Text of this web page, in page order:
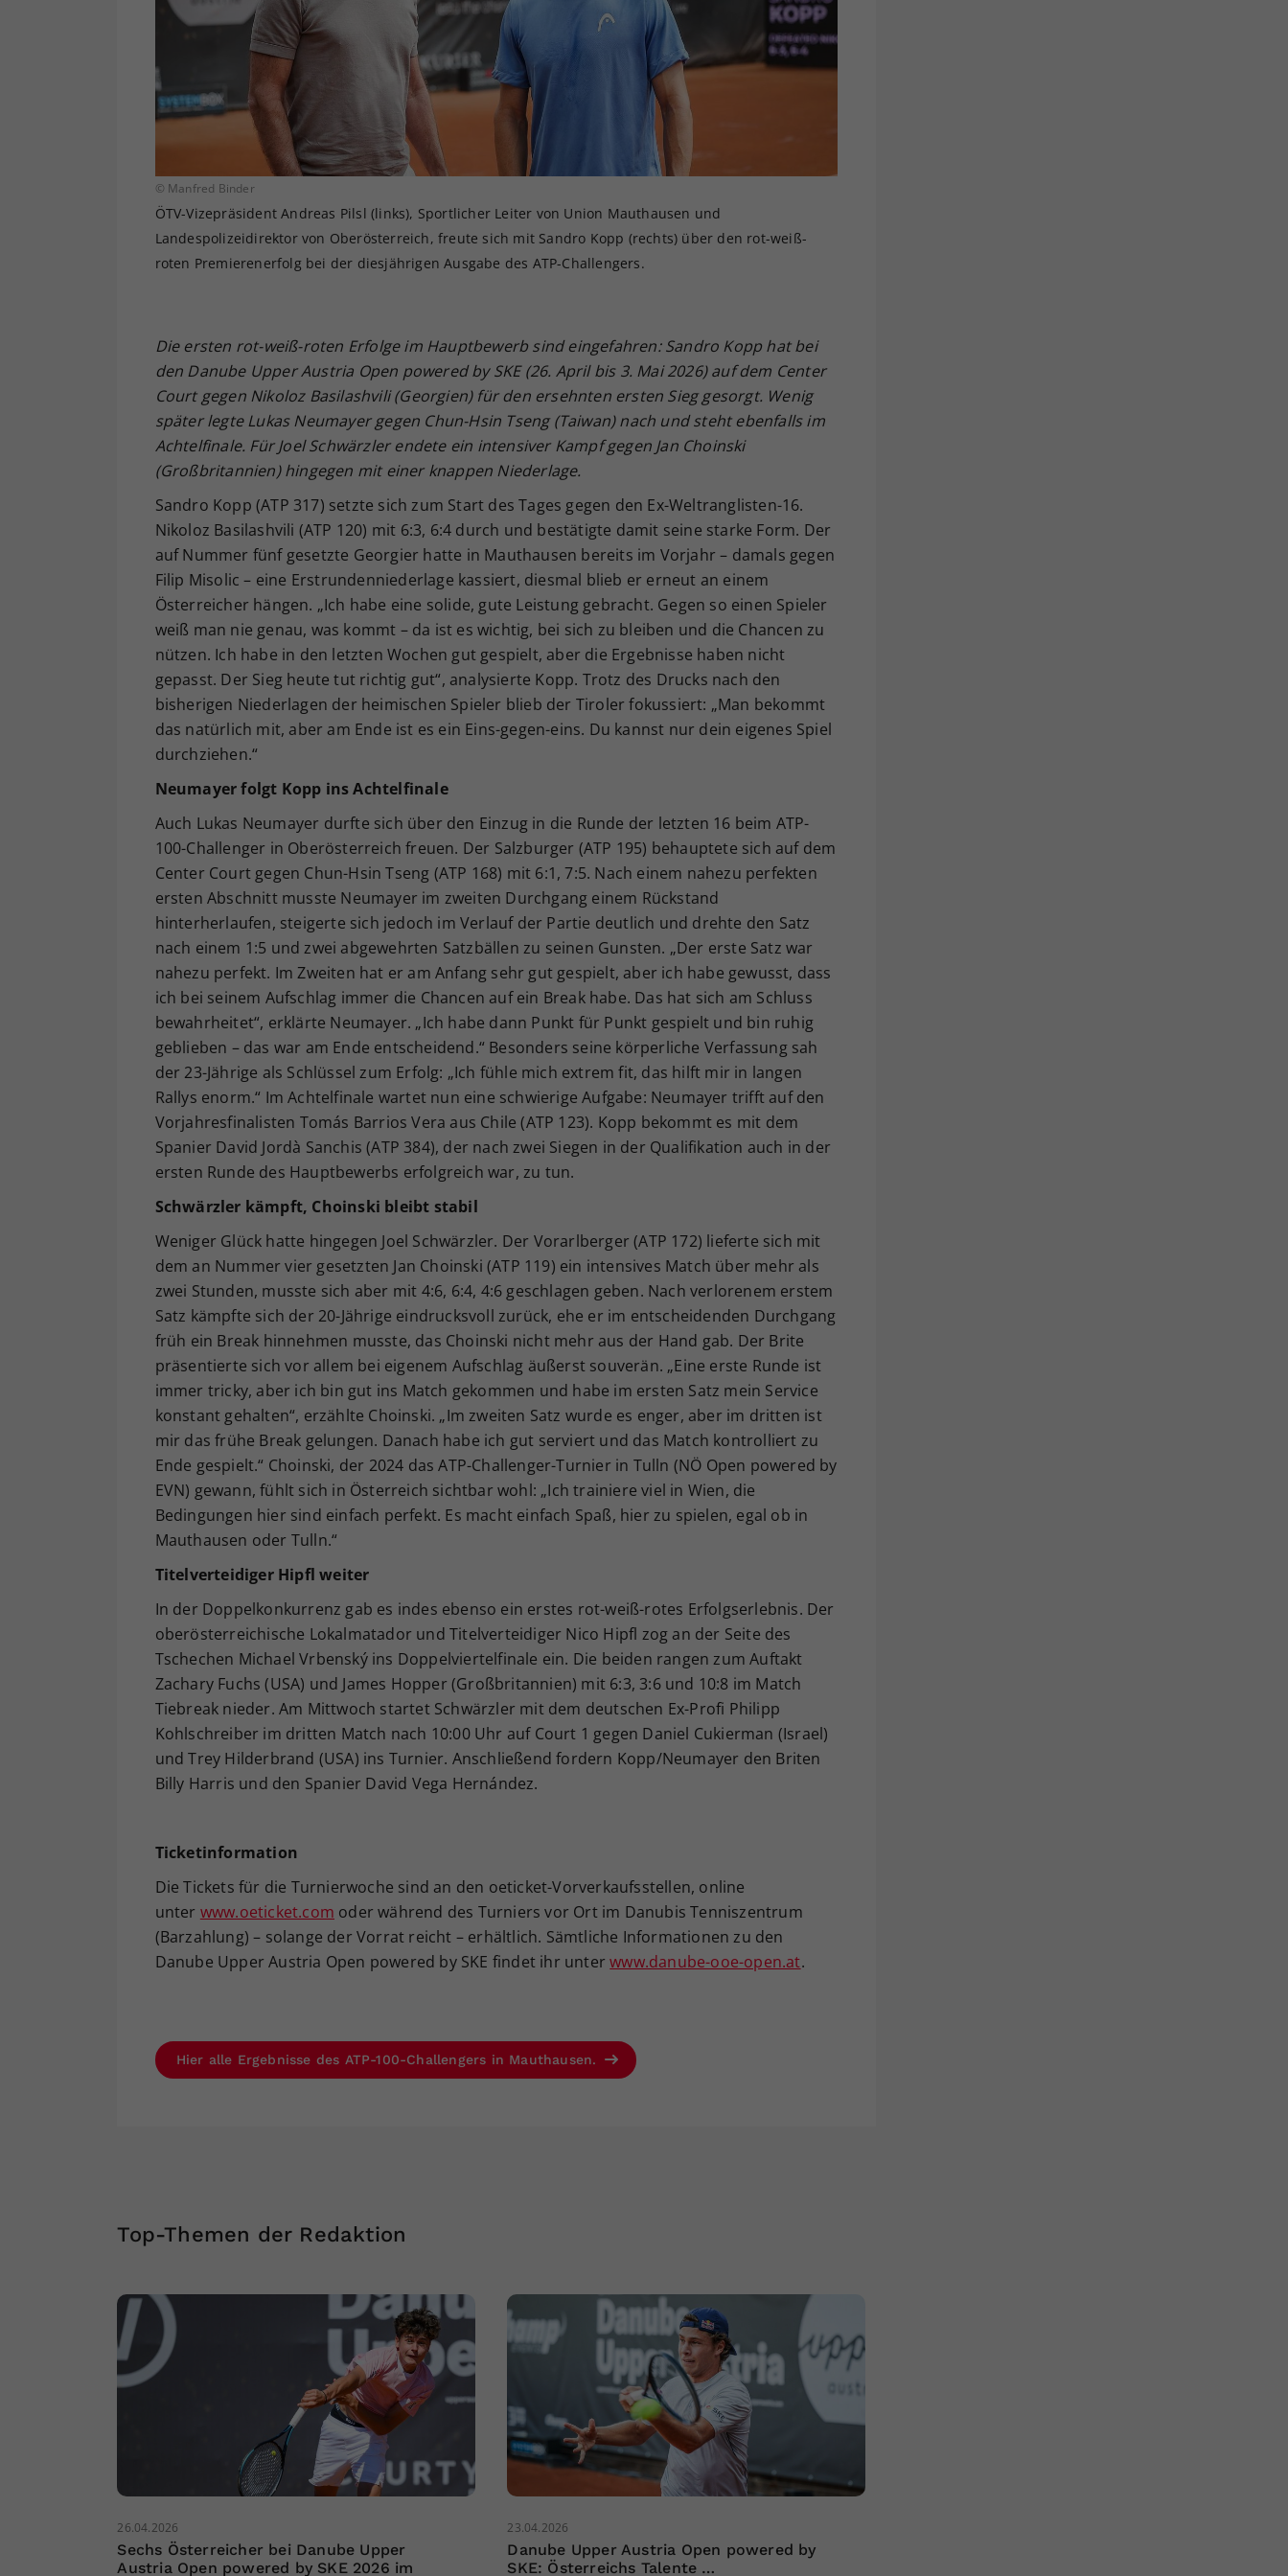
© Manfred Binder
ÖTV-Vizepräsident Andreas Pilsl (links), Sportlicher Leiter von Union Mauthausen und
Landespolizeidirektor von Oberösterreich, freute sich mit Sandro Kopp (rechts) über den rot-weiß-
roten Premierenerfolg bei der diesjährigen Ausgabe des ATP-Challengers.
Die ersten rot-weiß-roten Erfolge im Hauptbewerb sind eingefahren: Sandro Kopp hat bei
den Danube Upper Austria Open powered by SKE (26. April bis 3. Mai 2026) auf dem Center
Court gegen Nikoloz Basilashvili (Georgien) für den ersehnten ersten Sieg gesorgt. Wenig
später legte Lukas Neumayer gegen Chun-Hsin Tseng (Taiwan) nach und steht ebenfalls im
Achtelfinale. Für Joel Schwärzler endete ein intensiver Kampf gegen Jan Choinski
(Großbritannien) hingegen mit einer knappen Niederlage.
Sandro Kopp (ATP 317) setzte sich zum Start des Tages gegen den Ex-Weltranglisten-16.
Nikoloz Basilashvili (ATP 120) mit 6:3, 6:4 durch und bestätigte damit seine starke Form. Der
auf Nummer fünf gesetzte Georgier hatte in Mauthausen bereits im Vorjahr – damals gegen
Filip Misolic – eine Erstrundenniederlage kassiert, diesmal blieb er erneut an einem
Österreicher hängen. „Ich habe eine solide, gute Leistung gebracht. Gegen so einen Spieler
weiß man nie genau, was kommt – da ist es wichtig, bei sich zu bleiben und die Chancen zu
nützen. Ich habe in den letzten Wochen gut gespielt, aber die Ergebnisse haben nicht
gepasst. Der Sieg heute tut richtig gut“, analysierte Kopp. Trotz des Drucks nach den
bisherigen Niederlagen der heimischen Spieler blieb der Tiroler fokussiert: „Man bekommt
das natürlich mit, aber am Ende ist es ein Eins-gegen-eins. Du kannst nur dein eigenes Spiel
durchziehen.“
Neumayer folgt Kopp ins Achtelfinale
Auch Lukas Neumayer durfte sich über den Einzug in die Runde der letzten 16 beim ATP-
100-Challenger in Oberösterreich freuen. Der Salzburger (ATP 195) behauptete sich auf dem
Center Court gegen Chun-Hsin Tseng (ATP 168) mit 6:1, 7:5. Nach einem nahezu perfekten
ersten Abschnitt musste Neumayer im zweiten Durchgang einem Rückstand
hinterherlaufen, steigerte sich jedoch im Verlauf der Partie deutlich und drehte den Satz
nach einem 1:5 und zwei abgewehrten Satzbällen zu seinen Gunsten. „Der erste Satz war
nahezu perfekt. Im Zweiten hat er am Anfang sehr gut gespielt, aber ich habe gewusst, dass
ich bei seinem Aufschlag immer die Chancen auf ein Break habe. Das hat sich am Schluss
bewahrheitet“, erklärte Neumayer. „Ich habe dann Punkt für Punkt gespielt und bin ruhig
geblieben – das war am Ende entscheidend.“ Besonders seine körperliche Verfassung sah
der 23-Jährige als Schlüssel zum Erfolg: „Ich fühle mich extrem fit, das hilft mir in langen
Rallys enorm.“ Im Achtelfinale wartet nun eine schwierige Aufgabe: Neumayer trifft auf den
Vorjahresfinalisten Tomás Barrios Vera aus Chile (ATP 123). Kopp bekommt es mit dem
Spanier David Jordà Sanchis (ATP 384), der nach zwei Siegen in der Qualifikation auch in der
ersten Runde des Hauptbewerbs erfolgreich war, zu tun.
Schwärzler kämpft, Choinski bleibt stabil
Weniger Glück hatte hingegen Joel Schwärzler. Der Vorarlberger (ATP 172) lieferte sich mit
dem an Nummer vier gesetzten Jan Choinski (ATP 119) ein intensives Match über mehr als
zwei Stunden, musste sich aber mit 4:6, 6:4, 4:6 geschlagen geben. Nach verlorenem erstem
Satz kämpfte sich der 20-Jährige eindrucksvoll zurück, ehe er im entscheidenden Durchgang
früh ein Break hinnehmen musste, das Choinski nicht mehr aus der Hand gab. Der Brite
präsentierte sich vor allem bei eigenem Aufschlag äußerst souverän. „Eine erste Runde ist
immer tricky, aber ich bin gut ins Match gekommen und habe im ersten Satz mein Service
konstant gehalten“, erzählte Choinski. „Im zweiten Satz wurde es enger, aber im dritten ist
mir das frühe Break gelungen. Danach habe ich gut serviert und das Match kontrolliert zu
Ende gespielt.“ Choinski, der 2024 das ATP-Challenger-Turnier in Tulln (NÖ Open powered by
EVN) gewann, fühlt sich in Österreich sichtbar wohl: „Ich trainiere viel in Wien, die
Bedingungen hier sind einfach perfekt. Es macht einfach Spaß, hier zu spielen, egal ob in
Mauthausen oder Tulln.“
Titelverteidiger Hipfl weiter
In der Doppelkonkurrenz gab es indes ebenso ein erstes rot-weiß-rotes Erfolgserlebnis. Der
oberösterreichische Lokalmatador und Titelverteidiger Nico Hipfl zog an der Seite des
Tschechen Michael Vrbenský ins Doppelviertelfinale ein. Die beiden rangen zum Auftakt
Zachary Fuchs (USA) und James Hopper (Großbritannien) mit 6:3, 3:6 und 10:8 im Match
Tiebreak nieder. Am Mittwoch startet Schwärzler mit dem deutschen Ex-Profi Philipp
Kohlschreiber im dritten Match nach 10:00 Uhr auf Court 1 gegen Daniel Cukierman (Israel)
und Trey Hilderbrand (USA) ins Turnier. Anschließend fordern Kopp/Neumayer den Briten
Billy Harris und den Spanier David Vega Hernández.
Ticketinformation
Die Tickets für die Turnierwoche sind an den oeticket-Vorverkaufsstellen, online
unter www.oeticket.com oder während des Turniers vor Ort im Danubis Tenniszentrum
(Barzahlung) – solange der Vorrat reicht – erhältlich. Sämtliche Informationen zu den
Danube Upper Austria Open powered by SKE findet ihr unterwww.danube-ooe-open.at.
Hier alle Ergebnisse des ATP-100-Challengers in Mauthausen.
Top-Themen der Redaktion
26.04.2026
Sechs Österreicher bei Danube Upper
Austria Open powered by SKE 2026 im
23.04.2026
Danube Upper Austria Open powered by
SKE: Österreichs Talente …
Ihrer vorgenommen Einstellungen, falls der
Webseiten-Betreiber dies eingestellt hat.